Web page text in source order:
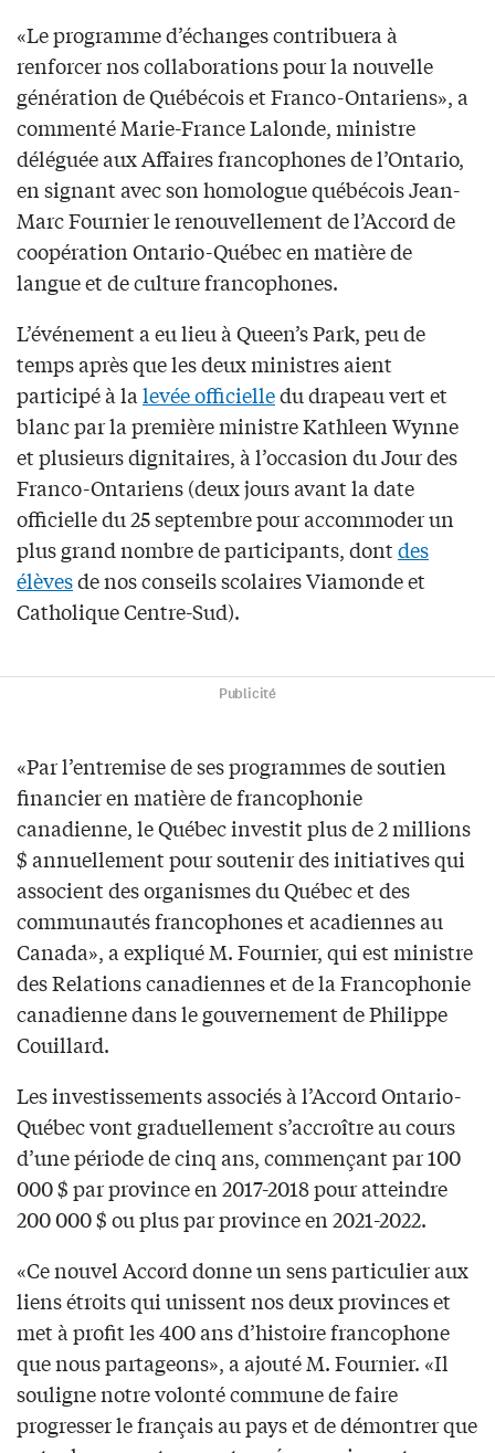
«Le programme d’échanges contribuera à
renforcer nos collaborations pour la nouvelle
génération de Québécois et Franco-Ontariens», a
commenté Marie-France Lalonde, ministre
déléguée aux Affaires francophones de l’Ontario,
en signant avec son homologue québécois Jean-
Marc Fournier le renouvellement de l’Accord de
coopération Ontario-Québec en matière de
langue et de culture francophones.
L’événement a eu lieu à Queen’s Park, peu de
temps après que les deux ministres aient
participé à la levée officielledu drapeau vert et
blanc par la première ministre Kathleen Wynne
et plusieurs dignitaires, à l’occasion du Jour des
Franco-Ontariens (deux jours avant la date
officielle du 25 septembre pour accommoder un
plus grand nombre de participants, dontdes
élèvesde nos conseils scolaires Viamonde et
Catholique Centre-Sud).
Publicité
«Par l’entremise de ses programmes de soutien
financier en matière de francophonie
canadienne, le Québec investit plus de 2 millions
$ annuellement pour soutenir des initiatives qui
associent des organismes du Québec et des
communautés francophones et acadiennes au
Canada», a expliqué M. Fournier, qui est ministre
des Relations canadiennes et de la Francophonie
canadienne dans le gouvernement de Philippe
Couillard.
Les investissements associés à l’Accord Ontario-
Québec vont graduellement s’accroître au cours
d’une période de cinq ans, commençant par 100
000 $ par province en 2017-2018 pour atteindre
200 000 $ ou plus par province en 2021-2022.
«Ce nouvel Accord donne un sens particulier aux
liens étroits qui unissent nos deux provinces et
met à profit les 400 ans d’histoire francophone
que nous partageons», a ajouté M. Fournier. «Il
souligne notre volonté commune de faire
progresser le français au pays et de démontrer que